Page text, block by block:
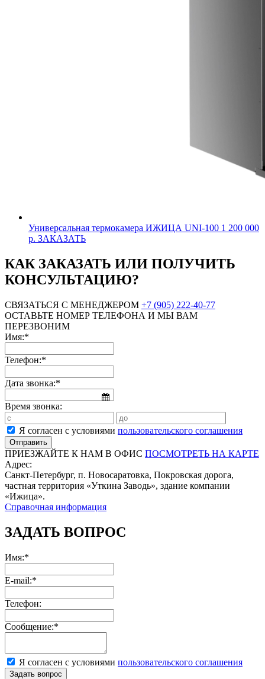
Универсальная термокамера ИЖИЦА UNI-100 1 200 000
р. ЗАКАЗАТЬ
КАК ЗАКАЗАТЬ ИЛИ ПОЛУЧИТЬ
КОНСУЛЬТАЦИЮ?
СВЯЗАТЬСЯ С МЕНЕДЖЕРОМ +7 (905) 222-40-77
ОСТАВЬТЕ НОМЕР ТЕЛЕФОНА И МЫ ВАМ
ПЕРЕЗВОНИМ
Имя:*
Телефон:*
Дата звонка:*
Время звонка:
Я согласен с условиями пользовательского соглашения
ПРИЕЗЖАЙТЕ К НАМ В ОФИС ПОСМОТРЕТЬ НА КАРТЕ
Адрес:
Санкт-Петербург, п. Новосаратовка, Покровская дорога,
частная территория «Уткина Заводь», здание компании
«Ижица».
Справочная информация
ЗАДАТЬ ВОПРОС
Имя:*
E-mail:*
Телефон:
Сообщение:*
Я согласен с условиями пользовательского соглашения